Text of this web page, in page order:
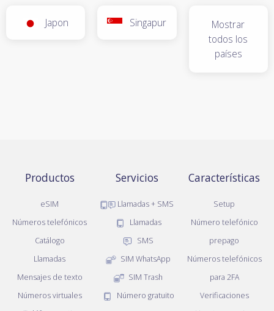
Japon Singapur
Mostrar
todos los
países
Productos
eSIM
Números telefónicos
Catálogo
Llamadas
Mensajes de texto
Números virtuales
Servicios
Llamadas + SMS
Llamadas
SMS
SIM WhatsApp
SIM Trash
Número gratuito
Características
Setup
Número telefónico
prepago
Números telefónicos
para 2FA
Verificaciones